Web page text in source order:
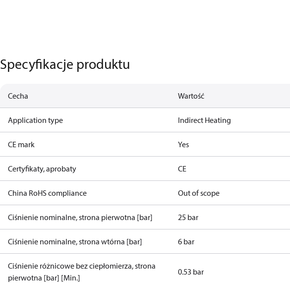
Specyfikacje produktu
Cecha Wartość
Application type Indirect Heating
CE mark Yes
Certyfikaty, aprobaty CE
China RoHS compliance Out of scope
Ciśnienie nominalne, strona pierwotna [bar] 25 bar
Ciśnienie nominalne, strona wtórna [bar] 6 bar
Ciśnienie różnicowe bez ciepłomierza, strona
pierwotna [bar] [Min.]
0.53 bar